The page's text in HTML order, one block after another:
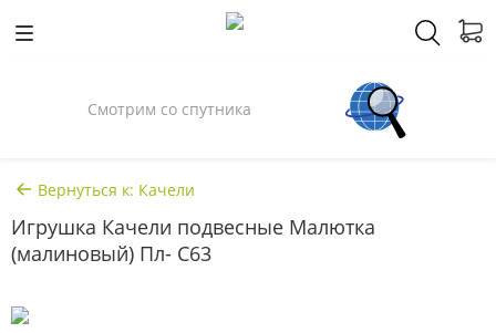
Смотрим со спутника
Вернуться к: Качели
Игрушка Качели подвесные Малютка
(малиновый) Пл- С63